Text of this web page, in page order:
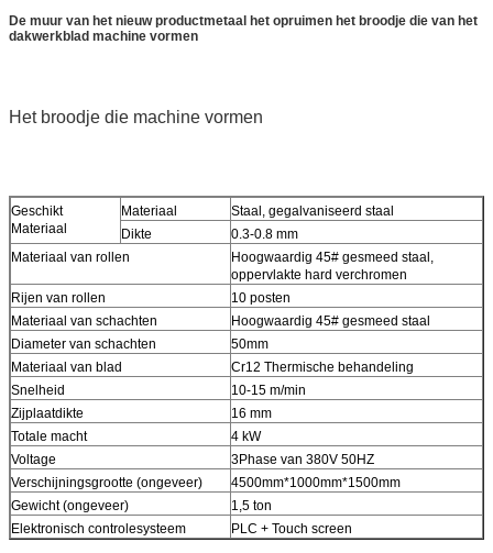
De muur van het nieuw productmetaal het opruimen het broodje die van het
dakwerkblad machine vormen
Het broodje die machine vormen
Geschikt
Materiaal
Materiaal
Staal, gegalvaniseerd staal
Dikte
0.3-0.8 mm
Materiaal van rollen
Hoogwaardig 45# gesmeed staal,
oppervlakte hard verchromen
Rijen van rollen
10 posten
Materiaal van schachten
Hoogwaardig 45# gesmeed staal
Diameter van schachten
50mm
Materiaal van blad
Cr12 Thermische behandeling
Snelheid
10-15 m/min
Zijplaatdikte
16 mm
Totale macht
4 kW
Voltage
3Phase van 380V 50HZ
Verschijningsgrootte (ongeveer)
4500mm*1000mm*1500mm
Gewicht (ongeveer)
1,5 ton
Elektronisch controlesysteem
PLC + Touch screen